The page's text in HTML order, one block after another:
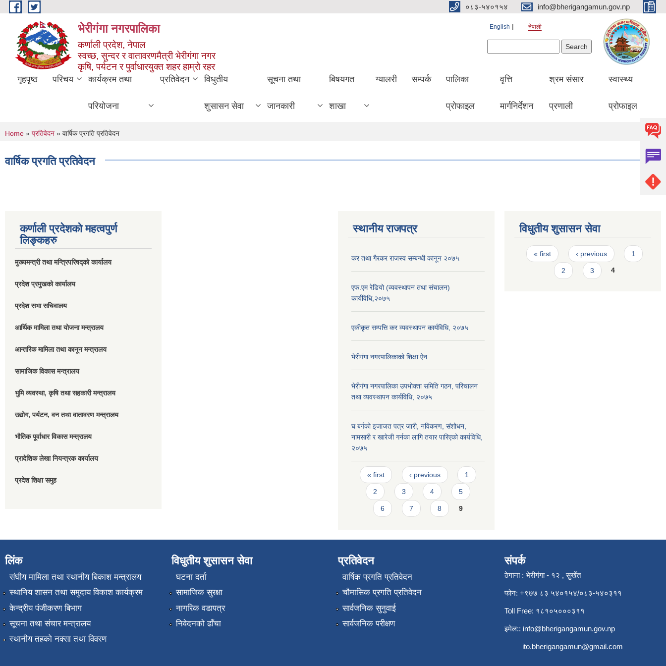
Skip to main content ०८३-५४०१५४ info@bherigangamun.gov.np
भेरीगंगा नगरपालिका
कर्णाली प्रदेश, नेपाल
स्वच्छ, सुन्दर र वातावरणमैत्री भेरीगंगा नगर
कृषि, पर्यटन र पुर्वाधारयुक्त शहर हाम्रो रहर
English नेपाली
गृहपृष्ठ परिचय कार्यक्रम तथा
परियोजना
प्रतिवेदन विधुतीय
शुसासन सेवा
सूचना तथा
जानकारी
बिषयगत
शाखा
ग्यालरी सम्पर्क पालिका
प्रोफाइल
वृत्ति
मार्गनिर्देशन
श्रम संसार
प्रणाली
स्वास्थ्य
प्रोफाइल
You are here
Home » प्रतिवेदन » वार्षिक प्रगति प्रतिवेदन
वार्षिक प्रगति प्रतिवेदन
कर्णाली प्रदेशको महत्वपुर्ण
लिङ्कहरु
मुख्यमन्त्री तथा मन्त्रिपरिषद्को कार्यालय
प्रदेश प्रमुखको कार्यालय
प्रदेश सभा सचिवालय
आर्थिक मामिला तथा योजना मन्त्रालय
आन्तरिक मामिला तथा कानून मन्त्रालय
सामाजिक विकास मन्त्रालय
भुमि व्यवस्था, कृषि तथा सहकारी मन्त्रालय
उद्योग, पर्यटन, वन तथा वातावरण मन्त्रालय
भौतिक पूर्वाधार विकास मन्त्रालय
प्रादेशिक लेखा नियन्त्रक कार्यालय
प्रदेश शिक्षा समुह
स्थानीय राजपत्र
कर तथा गैरकर राजस्व सम्बन्धी कानून २०७५
एफ.एम रेडियो (व्यवस्थापन तथा संचालन)
कार्यविधि,२०७५
एकीकृत सम्पत्ति कर व्यवस्थापन कार्यविधि, २०७५
भेरीगंगा नगरपालिकाको शिक्षा ऐन
भेरीगंगा नगरपालिका उपभोक्ता समिति गठन, परिचालन
तथा व्यवस्थापन कार्यविधि, २०७५
घ बर्गको इजाजत पत्र जारी, नविकरण, संशोधन,
नामसारी र खारेजी गर्नका लागि तयार पारिएको कार्यविधि,
२०७५
Pages
« first ‹ previous 1
2 3 4 5
6 7 8 9
विधुतीय शुसासन सेवा
Pages
« first ‹ previous 1
2 3 4
लिंक
संघीय मामिला तथा स्थानीय बिकाश मन्त्रालय
स्थानिय शासन तथा समुदाय विकाश कार्यक्रम
केन्द्रीय पंजीकरण बिभाग
सूचना तथा संचार मन्त्रालय
स्थानीय तहको नक्सा तथा विवरण
विधुतीय शुसासन सेवा
घटना दर्ता
सामाजिक सुरक्षा
नागरिक वडापत्र
निवेदनको ढाँचा
प्रतिवेदन
वार्षिक प्रगति प्रतिवेदन
चौमासिक प्रगति प्रतिवेदन
सार्वजनिक सुनुवाई
सार्वजनिक परीक्षण
संपर्क
ठेगाना : भेरीगंगा - १२ , सुर्खेत
फोन: +९७७ ८३ ५४०१५४/०८३-५४०३११
Toll Free: १८१०५०००३११
इमेल:: info@bherigangamun.gov.np
ito.bherigangamun@gmail.com